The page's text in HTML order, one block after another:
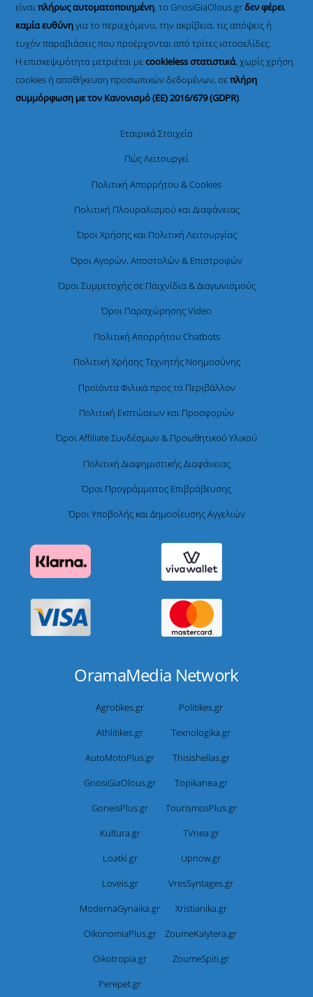
είναιπλήρως αυτοματοποιημένη, το GnosiGiaOlous.grδεν φέρει
καμία ευθύνηγια το περιεχόμενο, την ακρίβεια, τις απόψεις ή
τυχόν παραβιάσεις που προέρχονται από τρίτες ιστοσελίδες.
Η επισκεψιμότητα μετριέται μεcookieless στατιστικά, χωρίς χρήση
cookies ή αποθήκευση προσωπικών δεδομένων, σεπλήρη
συμμόρφωση με τον Κανονισμό (ΕΕ) 2016/679 (GDPR).
Εταιρικά Στοιχεία
Πώς Λειτουργεί
Πολιτική Απορρήτου & Cookies
Πολιτική Πλουραλισμού και Διαφάνειας
Όροι Χρήσης και Πολιτική Λειτουργίας
Όροι Αγορών, Αποστολών & Επιστροφών
Όροι Συμμετοχής σε Παιχνίδια & Διαγωνισμούς
Όροι Παραχώρησης Video
Πολιτική Απορρήτου Chatbots
Πολιτική Χρήσης Τεχνητής Νοημοσύνης
Προϊόντα Φιλικά προς το Περιβάλλον
Πολιτική Εκπτώσεων και Προσφορών
Όροι Affiliate Συνδέσμων & Προωθητικού Υλικού
Πολιτική Διαφημιστικής Διαφάνειας
Όροι Προγράμματος Επιβράβευσης
Όροι Υποβολής και Δημοσίευσης Αγγελιών
OramaMedia Network
Agrotikes.gr
Politikes.gr
Athlitikes.gr
Texnologika.gr
AutoMotoPlus.gr
Thisishellas.gr
GnosiGiaOlous.gr
Topikanea.gr
GoneisPlus.gr
TourismosPlus.gr
Kultura.gr
TVnea.gr
Loatki.gr
Upnow.gr
Loveis.gr
VresSyntages.gr
ModernaGynaika.gr
Xristianika.gr
OikonomiaPlus.gr
ZoumeKalytera.gr
Oikotropia.gr
ZoumeSpiti.gr
Perepet.gr